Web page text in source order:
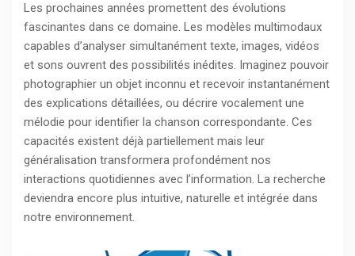
Les prochaines années promettent des évolutions
fascinantes dans ce domaine. Les modèles multimodaux
capables d’analyser simultanément texte, images, vidéos
et sons ouvrent des possibilités inédites. Imaginez pouvoir
photographier un objet inconnu et recevoir instantanément
des explications détaillées, ou décrire vocalement une
mélodie pour identifier la chanson correspondante. Ces
capacités existent déjà partiellement mais leur
généralisation transformera profondément nos
interactions quotidiennes avec l’information. La recherche
deviendra encore plus intuitive, naturelle et intégrée dans
notre environnement.